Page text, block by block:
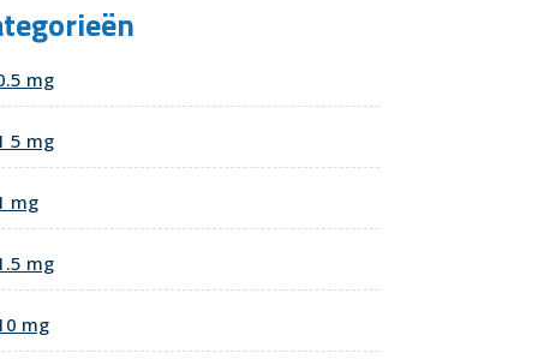
mg
5 mg
mg
mg
mg